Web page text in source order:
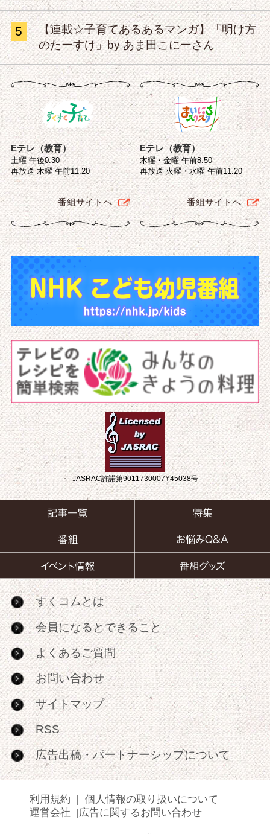
5
【連載☆子育てあるあるマンガ】「明け方
のたーすけ」by あま田こにーさん
Eテレ（教育）
土曜 午後0:30
再放送 木曜 午前11:20
番組サイトへ
Eテレ（教育）
木曜・金曜 午前8:50
再放送 火曜・水曜 午前11:20
番組サイトへ
JASRAC許諾第9011730007Y45038号
すくコムとは
会員になるとできること
よくあるご質問
お問い合わせ
サイトマップ
RSS
広告出稿・パートナーシップについて
利用規約 |個人情報の取り扱いについて
運営会社 |広告に関するお問い合わせ